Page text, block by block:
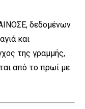
δεδομένων
και
της γραμμής,
από το πρωί με